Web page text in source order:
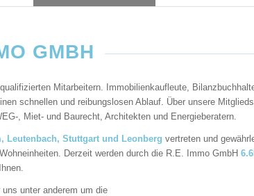
GMBH
Mitarbeitern. Immobilienkaufleute,
schnellen und reibungslosen Ablauf. Über unsere
, Miet- und Baurecht, Architekten und Energieberatern.
Leutenbach, Stuttgart und Leonberg vertreten und
Derzeit werden durch die R.E. Immo GmbH
uns unter anderem um die